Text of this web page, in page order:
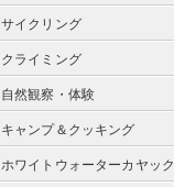
サイクリング
クライミング
自然観察・体験
キャンプ＆クッキング
ホワイトウォーターカヤック